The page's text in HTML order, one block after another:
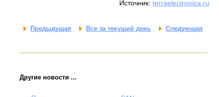
Источник: terraelectronica.ru
Предыдущая Все за текущий день Следующая
Другие новости ...